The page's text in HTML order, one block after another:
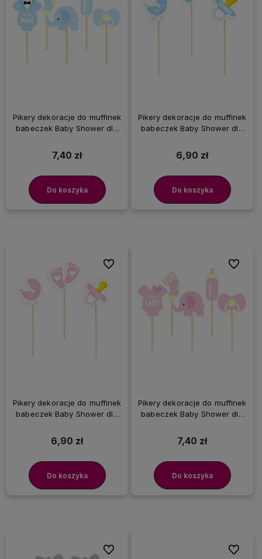
Pikery dekoracje do muffinek
babeczek Baby Shower dla
szt.
7,40 zł
Do koszyka
Pikery dekoracje do muffinek
babeczek Baby Shower dla
6,90 zł
Do koszyka
Pikery dekoracje do muffinek
babeczek Baby Shower dla
6,90 zł
Do koszyka
Do ulubionych
Pikery dekoracje do muffinek
babeczek Baby Shower dla
szt.
7,40 zł
Do koszyka
Do
Do ulubionych Do